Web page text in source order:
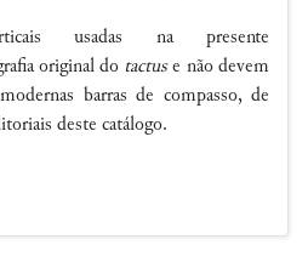
usadas na presente
original do tactuse não devem
barras de compasso, de
deste catálogo.